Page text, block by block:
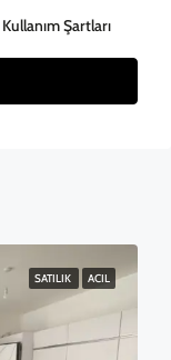
Kullanım Şartları
SATILIK ACIL